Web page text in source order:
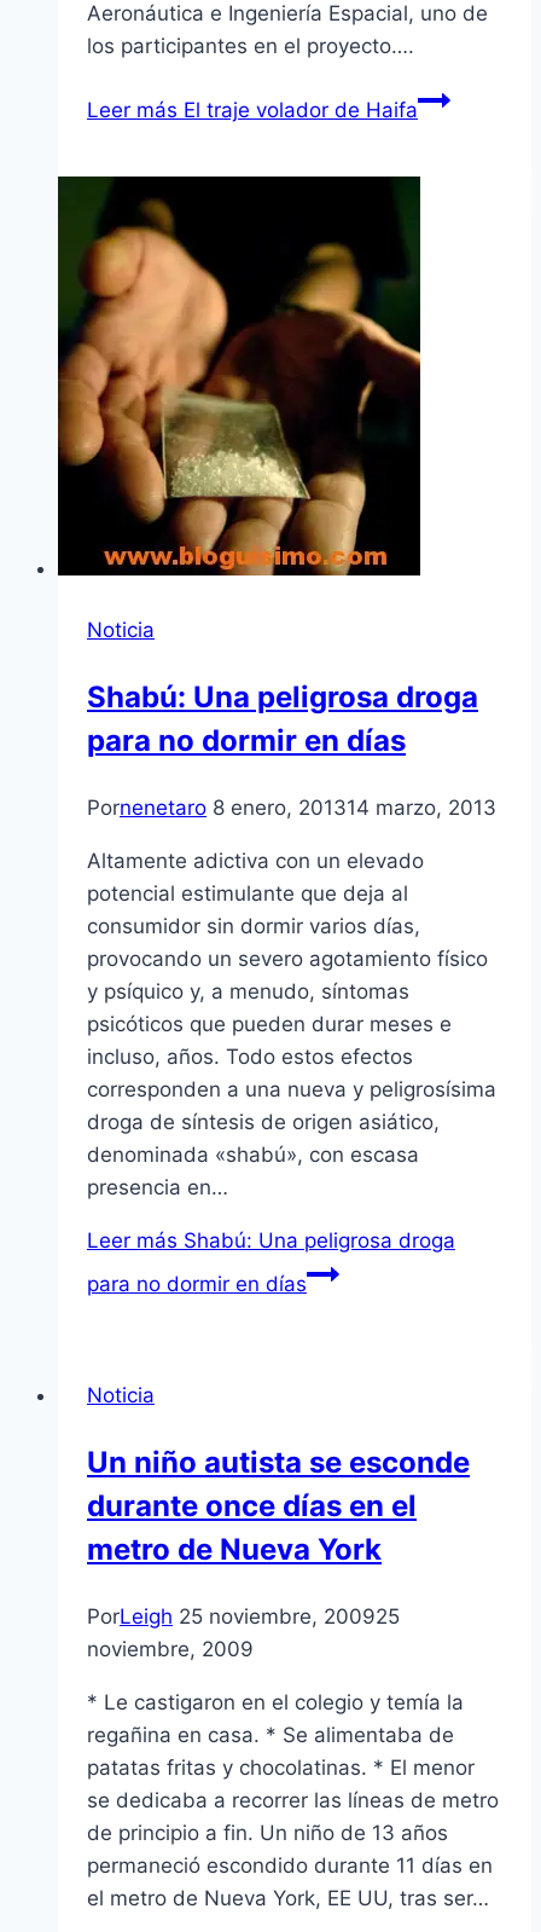
Aeronáutica e Ingenierí­a Espacial, uno de
los participantes en el proyecto….
Leer más El traje volador de Haifa
Noticia
Shabú: Una peligrosa droga
para no dormir en dí­as
Pornenetaro 8 enero, 201314 marzo, 2013
Altamente adictiva con un elevado
potencial estimulante que deja al
consumidor sin dormir varios dí­as,
provocando un severo agotamiento fí­sico
y psí­quico y, a menudo, sí­ntomas
psicóticos que pueden durar meses e
incluso, años. Todo estos efectos
corresponden a una nueva y peligrosí­sima
droga de sí­ntesis de origen asiático,
denominada «shabú», con escasa
presencia en…
Leer más Shabú: Una peligrosa droga
para no dormir en dí­as
Noticia
Un niño autista se esconde
durante once dí­as en el
metro de Nueva York
PorLeigh 25 noviembre, 200925
noviembre, 2009
* Le castigaron en el colegio y temí­a la
regañina en casa. * Se alimentaba de
patatas fritas y chocolatinas. * El menor
se dedicaba a recorrer las lí­neas de metro
de principio a fin. Un niño de 13 años
permaneció escondido durante 11 dí­as en
el metro de Nueva York, EE UU, tras ser…